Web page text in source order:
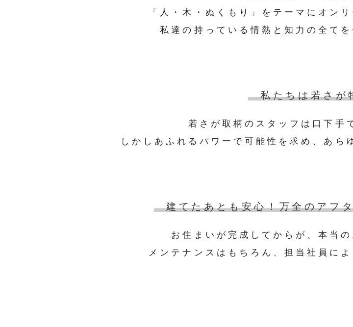
「人・木・ぬくもり」をテーマにオン
私達の持っている情熱と知力の全て
私たちは若さが
若さが取柄のスタッフは口下手
しかしあふれるパワーで可能性を求め、あら
建てたあとも安心！万全のアフ
お住まいが完成してからが、本当
メンテナンスはもちろん、担当社員に